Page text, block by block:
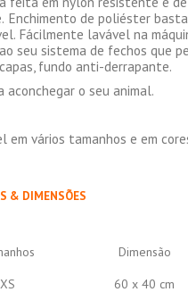
Enchimento de poliéster
Fácilmente lavável na
seu sistema de fechos que
fundo anti-derrapante.
aconchegar o seu animal.
em vários tamanhos e em
& DIMENSÕES
Dimensão
XS
60 x 40 cm